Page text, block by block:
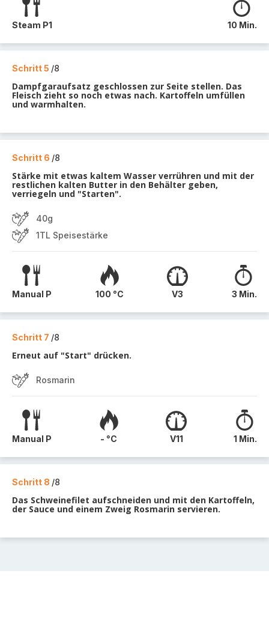
Steam P1 10 Min.
Schritt 5 /8
Dampfgaraufsatz geschlossen zur Seite stellen. Das
Fleisch zieht so noch etwas nach. Kartoffeln umfüllen
und warmhalten.
Schritt 6 /8
Stärke mit etwas kaltem Wasser verrühren und mit der
restlichen kalten Butter in den Behälter geben,
verriegeln und "Starten".
40g
1TL Speisestärke
Manual P 100 °C V3 3 Min.
Schritt 7 /8
Erneut auf "Start" drücken.
Rosmarin
Manual P - °C V11 1 Min.
Schritt 8 /8
Das Schweinefilet aufschneiden und mit den Kartoffeln,
der Sauce und einem Zweig Rosmarin servieren.